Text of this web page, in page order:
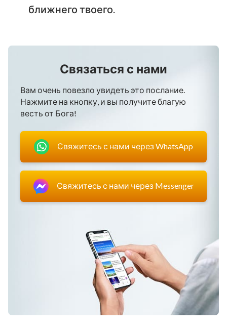
ближнего твоего.
Связаться с нами
Вам очень повезло увидеть это послание.
Нажмите на кнопку, и вы получите благую
весть от Бога!
Свяжитесь с нами через WhatsApp
Свяжитесь с нами через Messenger